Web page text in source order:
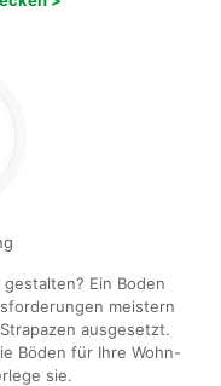
Ein Boden
meistern
ausgesetzt.
Böden für Ihre Wohn-
sie.